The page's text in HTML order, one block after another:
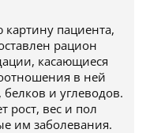
картину пациента,
рацион
касающиеся
в ней
и углеводов.
рост, вес и пол
им заболевания.